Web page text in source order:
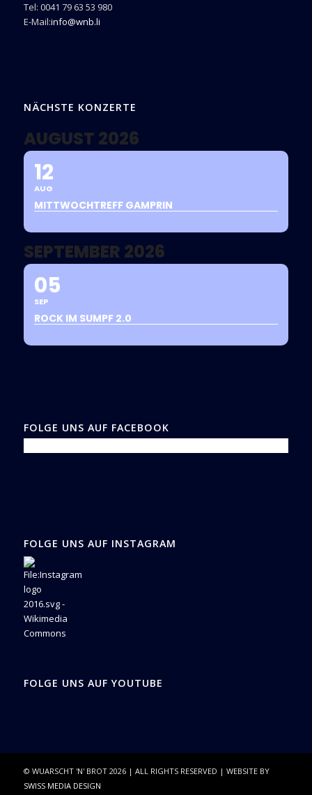
Tel: 0041 79 63 53 980
E-Mail:info@wnb.li
NÄCHSTE KONZERTE
AUGUST 2026
12
AUG
MITTWOCHTREFF GAMPRIN
SEPTEMBER 2026
05
SEP
ROCK IM SUMPF 2.0
FOLGE UNS AUF FACEBOOK
FOLGE UNS AUF INSTAGRAM
FOLGE UNS AUF YOUTUBE
© WUARSCHT 'N' BROT 2026| ALL RIGHTS RESERVED | WEBSITE BY
SWISS MEDIA DESIGN